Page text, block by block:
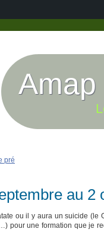
pré
au 2
ou il y aura un suicide (le
pour une formation que je